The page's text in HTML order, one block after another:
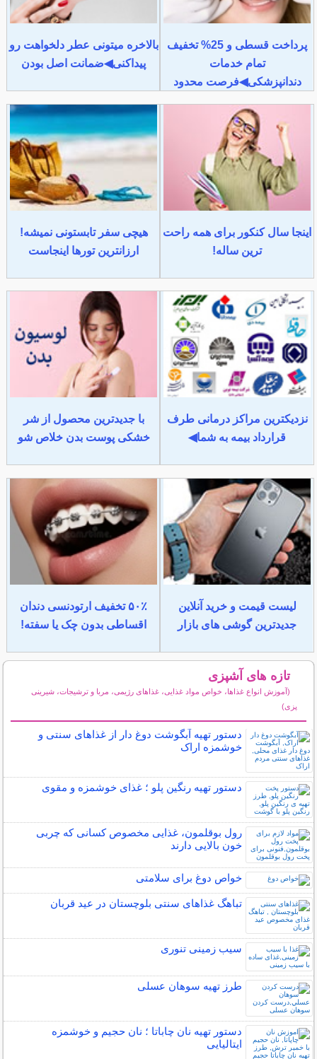
پرداخت قسطی و 25% تخفیف
تمام خدمات
دندانپزشکی◀فرصت محدود
بالاخره میتونی عطر دلخواهت رو
پیداکنی◀ضمانت اصل بودن
اینجا سال کنکور برای همه راحت
ترین ساله!
هیچی سفر تابستونی نمیشه!
ارزانترین تورها اینجاست
نزدیکترین مراکز درمانی طرف
قرارداد بیمه به شما◀
با جدیدترین محصول از شر
خشکی پوست بدن خلاص شو
لیست قیمت و خرید آنلاین
جدیدترین گوشی های بازار
۵۰٪ تخفیف ارتودنسی دندان
اقساطی بدون چک یا سفته!
تازه های آشپزی
(آموزش انواع غذاها، خواص مواد غذایی، غذاهای رژیمی، مربا و ترشیجات، شیرینی
پزی)
دستور تهیه آبگوشت دوغ دار از غذاهای سنتی و
خوشمزه اراک
دستور تهیه رنگین پلو ؛ غذای خوشمزه و مقوی
رول بوقلمون، غذایی مخصوص کسانی که چربی
خون بالایی دارند
خواص دوغ برای سلامتی
تباهگ غذاهای سنتی بلوچستان در عید قربان
سیب زمینی تنوری
طرز تهیه سوهان عسلی
دستور تهیه نان چاباتا ؛ نان حجیم و خوشمزه
ایتالیایی